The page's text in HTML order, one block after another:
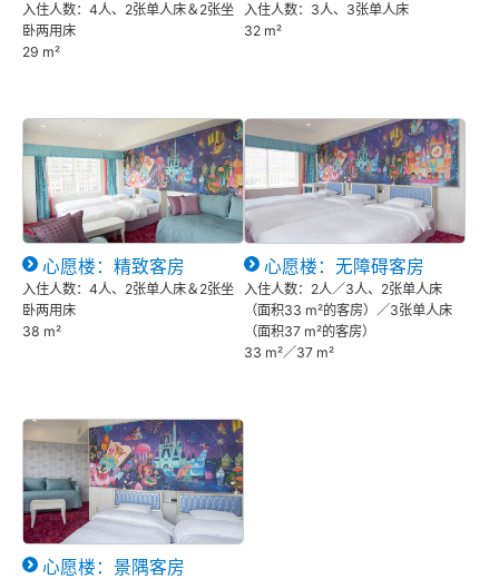
入住人数：4人、2张单人床＆2张坐
卧两用床
29 m²
入住人数：3人、3张单人床
32 m²
心愿楼：精致客房
入住人数：4人、2张单人床＆2张坐
卧两用床
38 m²
心愿楼：无障碍客房
入住人数：2人／3人、2张单人床
（面积33 m²的客房）／3张单人床
（面积37 m²的客房）
33 m²／37 m²
心愿楼：景隅客房